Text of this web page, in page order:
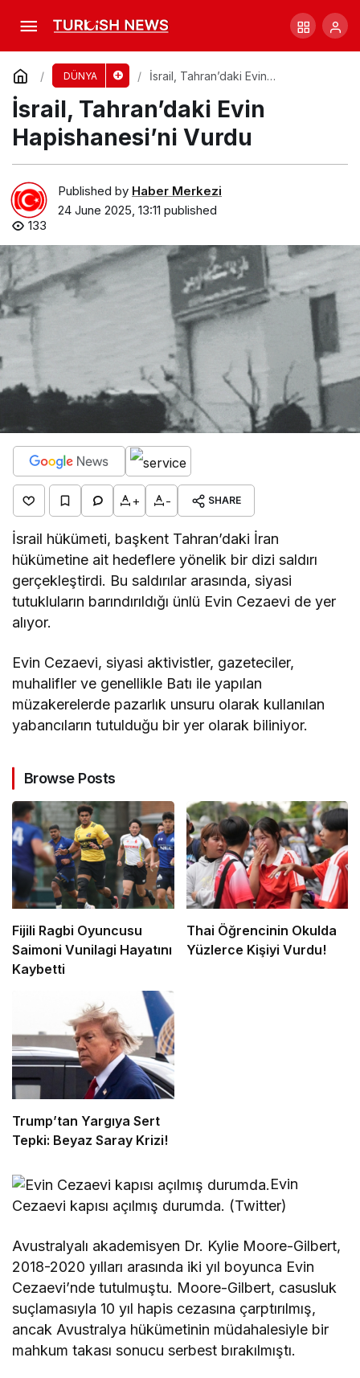
DÜNYA
İsrail, Tahran’daki Evin
İsrail, Tahran’daki Evin
Hapishanesi’ni Vurdu
Published by Haber Merkezi
24 June 2025, 13:11 published
133
+ - SHARE
İsrail hükümeti, başkent Tahran’daki İran
hükümetine ait hedeflere yönelik bir dizi saldırı
gerçekleştirdi. Bu saldırılar arasında, siyasi
tutukluların barındırıldığı ünlü Evin Cezaevi de yer
alıyor.
Evin Cezaevi, siyasi aktivistler, gazeteciler,
muhalifler ve genellikle Batı ile yapılan
müzakerelerde pazarlık unsuru olarak kullanılan
yabancıların tutulduğu bir yer olarak biliniyor.
Browse Posts
Fijili Ragbi Oyuncusu
Saimoni Vunilagi Hayatını
Kaybetti
Thai Öğrencinin Okulda
Yüzlerce Kişiyi Vurdu!
Trump’tan Yargıya Sert
Tepki: Beyaz Saray Krizi!
Evin
Cezaevi kapısı açılmış durumda. (Twitter)
Avustralyalı akademisyen Dr. Kylie Moore-Gilbert,
2018-2020 yılları arasında iki yıl boyunca Evin
Cezaevi’nde tutulmuştu. Moore-Gilbert, casusluk
suçlamasıyla 10 yıl hapis cezasına çarptırılmış,
ancak Avustralya hükümetinin müdahalesiyle bir
mahkum takası sonucu serbest bırakılmıştı.
Orkaların Yeni Davranışı: Allokelping Keşfi!
Comment Share